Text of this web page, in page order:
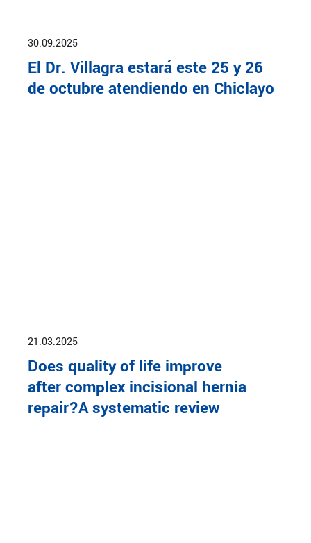
30.09.2025
El Dr. Villagra estará este 25 y 26
de octubre atendiendo en Chiclayo
21.03.2025
Does quality of life improve
after complex incisional hernia
repair?A systematic review